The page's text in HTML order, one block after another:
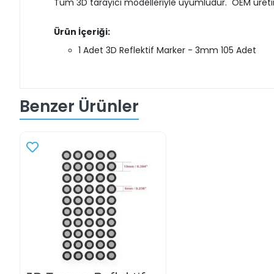
Tüm 3D tarayıcı modelleriyle uyumludur. OEM
Ürün İçeriği:
1 Adet 3D Reflektif Marker - 3mm 105 Adet
Benzer Ürünler